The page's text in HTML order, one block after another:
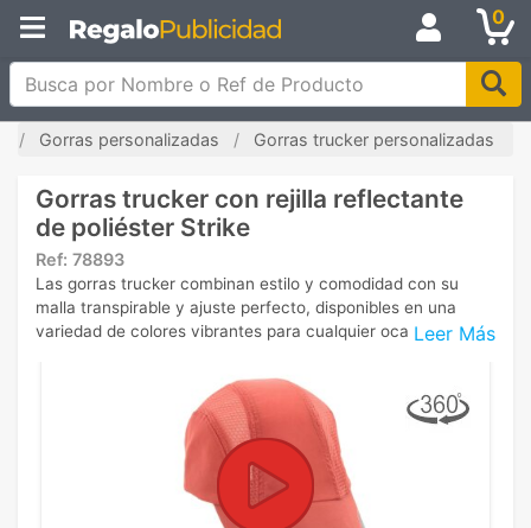
0
Busca por Nombre o Ref de Producto
Gorras personalizadas Gorras trucker personalizadas
Gorras trucker con rejilla reflectante
de poliéster Strike
Ref: 78893
Leer Más
Las gorras trucker combinan estilo y comodidad con su
malla transpirable y ajuste perfecto, disponibles en una
variedad de colores vibrantes para cualquier ocasión.